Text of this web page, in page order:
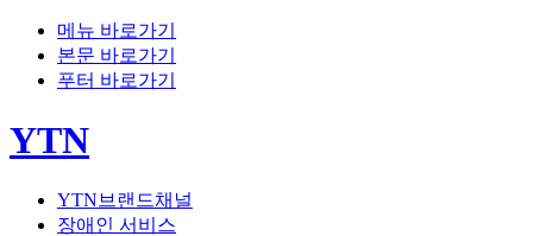
메뉴 바로가기
본문 바로가기
푸터 바로가기
YTN
YTN브랜드채널
장애인 서비스